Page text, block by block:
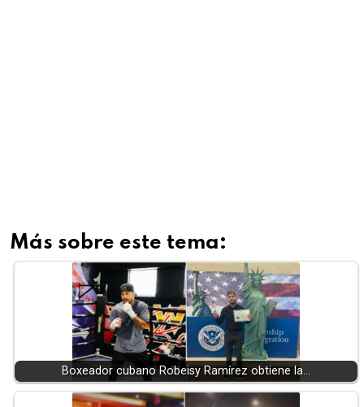
Más sobre este tema:
Boxeador cubano Robeisy Ramírez obtiene la…